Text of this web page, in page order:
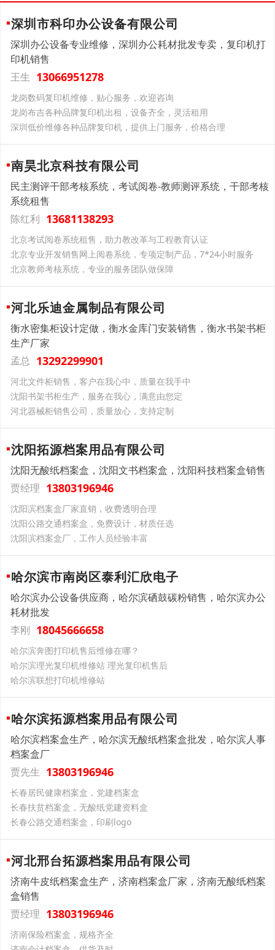
深圳市科印办公设备有限公司
深圳办公设备专业维修，深圳办公耗材批发专卖，复印机打
印机销售
王生 13066951278
龙岗数码复印机维修，贴心服务，欢迎咨询
龙岗布吉各种品牌复印机出租，设备齐全，灵活租用
深圳低价维修各种品牌复印机，提供上门服务，价格合理
南昊北京科技有限公司
民主测评干部考核系统，考试阅卷-教师测评系统，干部考核
系统租售
陈红利 13681138293
北京考试阅卷系统租售，助力教改革与工程教育认证
北京专业开发销售网上阅卷系统，专项定制产品，7*24小时服务
北京教师考核系统，专业的服务团队做保障
河北乐迪金属制品有限公司
衡水密集柜设计定做，衡水金库门安装销售，衡水书架书柜
生产厂家
孟总 13292299901
河北文件柜销售，客户在我心中，质量在我手中
沈阳书架书柜生产，服务在我心，满意由您定
河北器械柜销售公司，质量放心，支持定制
沈阳拓源档案用品有限公司
沈阳无酸纸档案盒，沈阳文书档案盒，沈阳科技档案盒销售
贾经理 13803196946
沈阳滨档案盒厂家直销，收费透明合理
沈阳公路交通档案盒，免费设计，材质任选
沈阳滨档案盒厂，工作人员经验丰富
哈尔滨市南岗区泰利汇欣电子
哈尔滨办公设备供应商，哈尔滨硒鼓碳粉销售，哈尔滨办公
耗材批发
李刚 18045666658
哈尔滨奔图打印机售后维修在哪？
哈尔滨理光复印机维修站 理光复印机售后
哈尔滨联想打印机维修站
哈尔滨拓源档案用品有限公司
哈尔滨档案盒生产，哈尔滨无酸纸档案盒批发，哈尔滨人事
档案盒厂
贾先生 13803196946
长春居民健康档案盒，党建档案盒
长春扶贫档案盒，无酸纸党建资料盒
长春公路交通档案盒，印刷logo
河北邢台拓源档案用品有限公司
济南牛皮纸档案盒生产，济南档案盒厂家，济南无酸纸档案
盒销售
贾经理 13803196946
济南保险档案盒，规格齐全